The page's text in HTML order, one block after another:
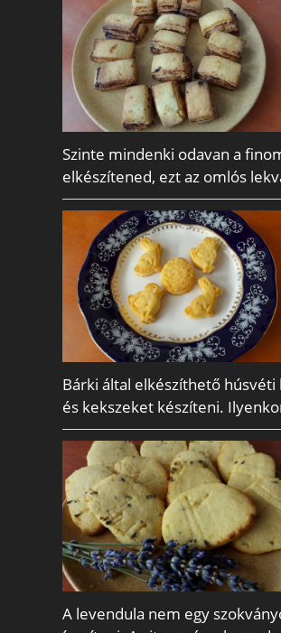
Szinte mindenki odavan a
elkészítened, ezt az omlós
Bárki által elkészíthető
és kekszeket készíteni.
A levendula nem egy